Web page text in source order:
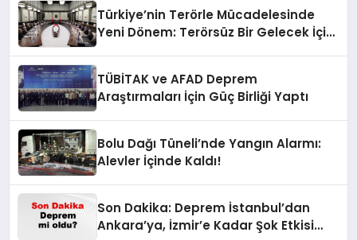
Türkiye’nin Terörle Mücadelesinde
Yeni Dönem: Terörsüz Bir Gelecek İçin
TÜBİTAK ve AFAD Deprem
Araştırmaları İçin Güç Birliği Yaptı
Bolu Dağı Tüneli’nde Yangın Alarmı:
Alevler İçinde Kaldı!
Son Dakika: Deprem İstanbul’dan
Ankara’ya, İzmir’e Kadar Şok Etkisi